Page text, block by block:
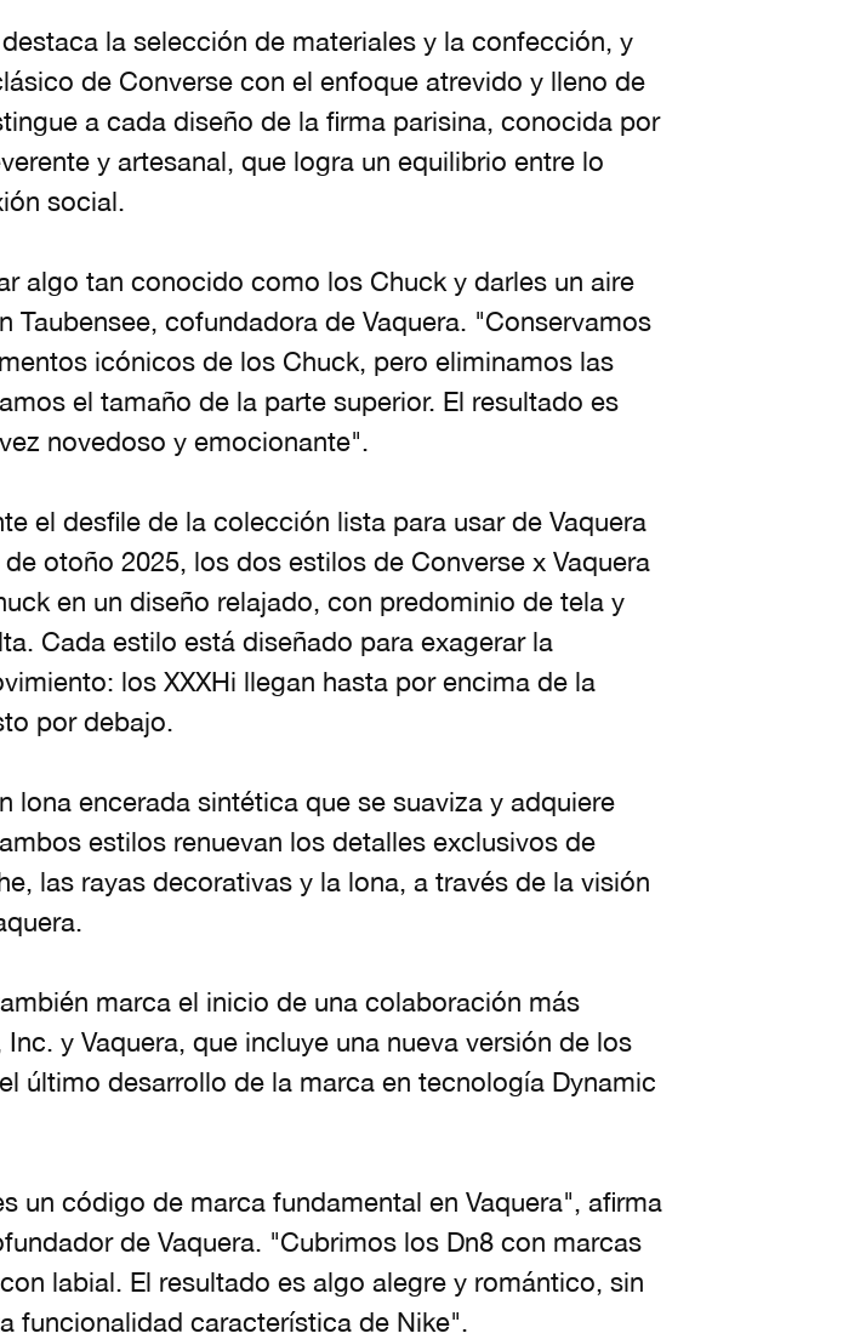
la selección de materiales y la confección, y
de Converse con el enfoque atrevido y lleno de
a cada diseño de la firma parisina, conocida por
y artesanal, que logra un equilibrio entre lo
social.
algo tan conocido como los Chuck y darles un aire
Taubensee, cofundadora de Vaquera. "Conservamos
icónicos de los Chuck, pero eliminamos las
el tamaño de la parte superior. El resultado es
novedoso y emocionante".
el desfile de la colección lista para usar de Vaquera
otoño 2025, los dos estilos de Converse x Vaquera
en un diseño relajado, con predominio de tela y
Cada estilo está diseñado para exagerar la
los XXXHi llegan hasta por encima de la
por debajo.
lona encerada sintética que se suaviza y adquiere
estilos renuevan los detalles exclusivos de
las rayas decorativas y la lona, a través de la visión
marca el inicio de una colaboración más
y Vaquera, que incluye una nueva versión de los
último desarrollo de la marca en tecnología Dynamic
un código de marca fundamental en Vaquera", afirma
de Vaquera. "Cubrimos los Dn8 con marcas
labial. El resultado es algo alegre y romántico, sin
funcionalidad característica de Nike".